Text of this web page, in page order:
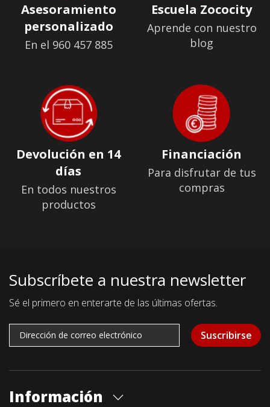
Asesoramiento
personalizado
En el 960 457 885
Escuela Zococity
Aprende con nuestro
blog
Devolución en 14
días
En todos nuestros
productos
Financiación
Para disfrutar de tus
compras
Subscríbete a nuestra newsletter
Sé el primero en enterarte de las últimas ofertas.
Suscribirse
Información